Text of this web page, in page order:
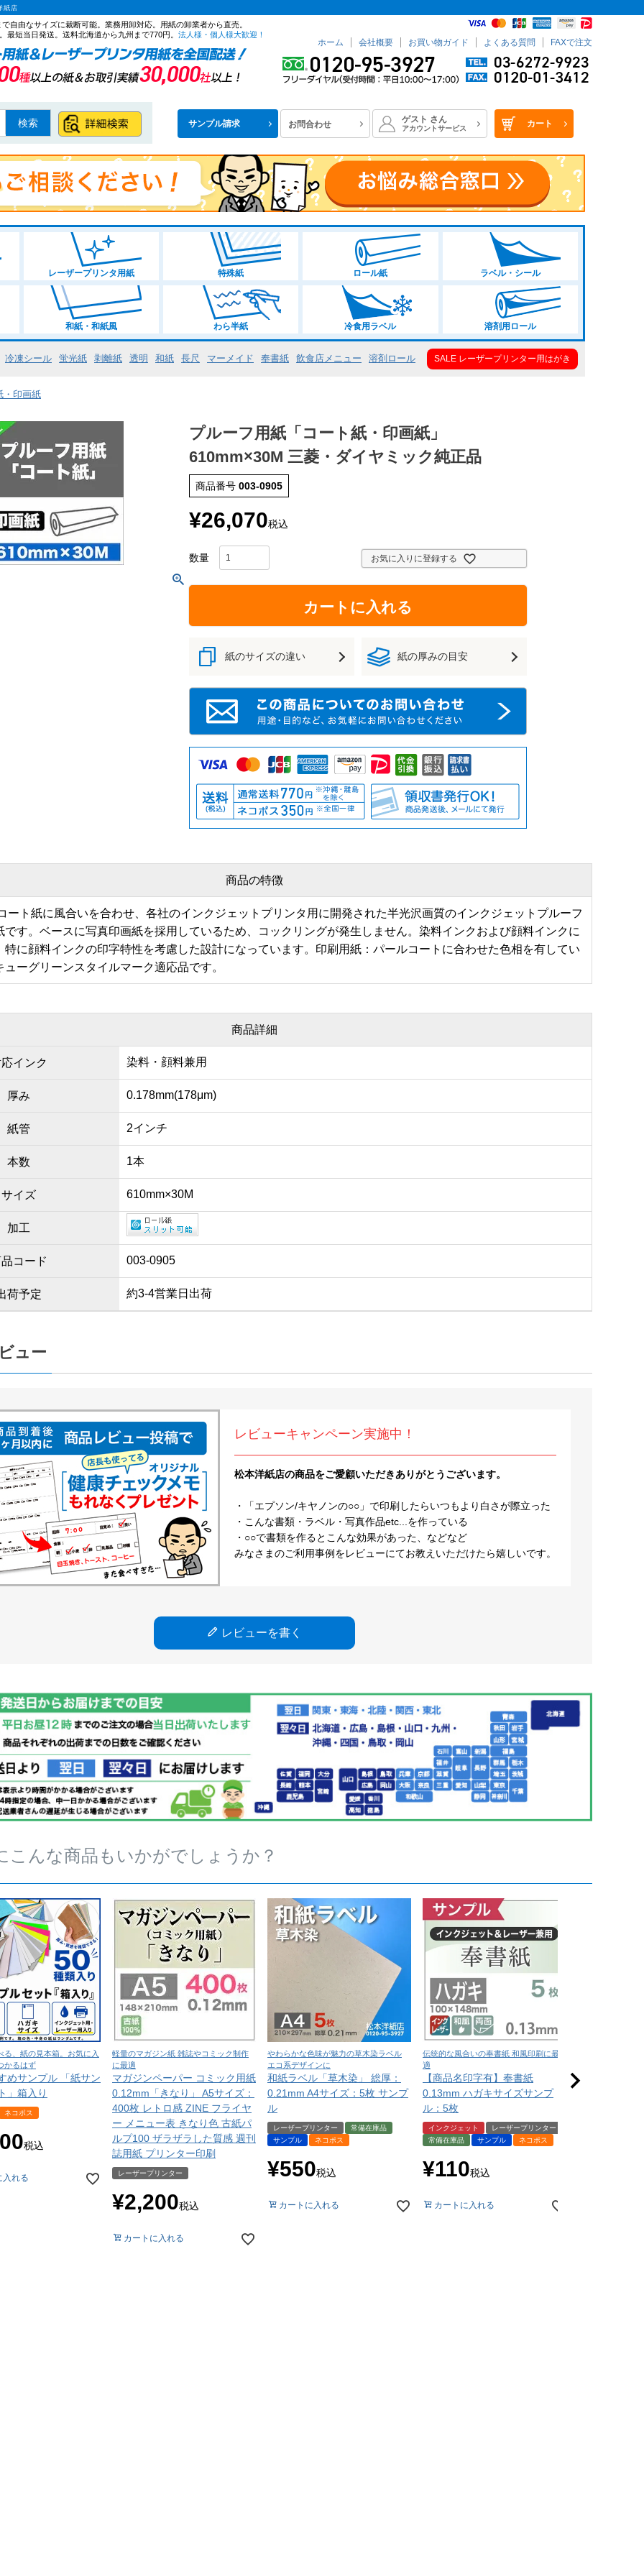
紙店
自由なサイズに裁断可能。業務用卸対応。用紙の卸業者から直売。
最短当日発送。送料北海道から九州まで770円。 法人様・個人様大歓迎！
ホーム 会社概要 お買い物ガイド よくある質問 FAXで注文
サンプル請求 お問合わせ ゲスト さん
アカウントサービス カート
検索
レーザープリンタ用紙 特殊紙 ロール紙 ラベル・シール
和紙・和紙風 わら半紙 冷食用ラベル 溶剤用ロール
冷凍シール 蛍光紙 剥離紙 透明 和紙 長尺 マーメイド 奉書紙 飲食店メニュー 溶剤ロール SALE レーザープリンター用はがき
・印画紙
プルーフ用紙「コート紙・印画紙」
610mm×30M 三菱・ダイヤミック純正品
商品番号 003-0905
¥26,070税込
お気に入りに登録する
カートに入れる
紙のサイズの違い 紙の厚みの目安
商品の特徴
ート紙に風合いを合わせ、各社のインクジェットプリンタ用に開発された半光沢画質のインクジェットプルーフ
です。ベースに写真印画紙を採用しているため、コックリングが発生しません。染料インクおよび顔料インクに
特に顔料インクの印字特性を考慮した設計になっています。印刷用紙：パールコートに合わせた色相を有してい
ーグリーンスタイルマーク適応品です。
商品詳細
インク 染料・顔料兼用
厚み 0.178mm(178μm)
紙管 2インチ
本数 1本
サイズ 610mm×30M
加工
コード 003-0905
荷予定 約3-4営業日出荷
ュー
レビューキャンペーン実施中！
松本洋紙店の商品をご愛顧いただきありがとうございます。
・「エプソン/キヤノンの○○」で印刷したらいつもより白さが際立った
・こんな書類・ラベル・写真作品etc...を作っている
・○○で書類を作るとこんな効果があった、などなど
みなさまのご利用事例をレビューにてお教えいただけたら嬉しいです。
レビューを書く
こんな商品もいかがでしょうか？
る、紙の見本箱。お気に入
かるはず
めサンプル 「紙サン
」箱入り
ネコポス
税込
入れる
軽量のマガジン紙 雑誌やコミック制作
に最適
マガジンペーパー コミック用紙
0.12mm「きなり」 A5サイズ：
400枚 レトロ感 ZINE フライヤ
ー メニュー表 きなり色 古紙パ
ルプ100 ザラザラした質感 週刊
誌用紙 プリンター印刷
レーザープリンター
¥2,200税込
カートに入れる
やわらかな色味が魅力の草木染ラベル
エコ系デザインに
和紙ラベル「草木染」 総厚：
0.21mm A4サイズ：5枚 サンプ
ル
レーザープリンター
常備在庫品
サンプル
ネコポス
¥550税込
カートに入れる
伝統的な風合いの奉書紙 和風印刷に最
適
【商品名印字有】奉書紙
0.13mm ハガキサイズサンプ
ル：5枚
インクジェット
レーザープリンター
常備在庫品
サンプル ネコポス
¥110税込
カートに入れる
NTラシャ